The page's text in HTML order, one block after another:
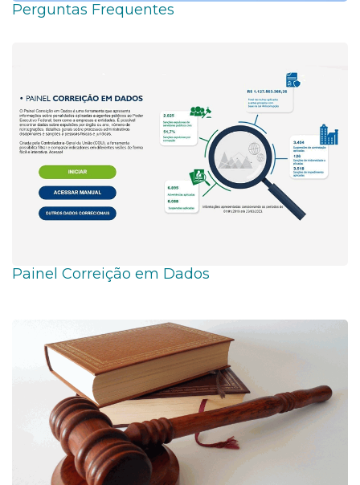
Perguntas Frequentes
Painel Correição em Dados